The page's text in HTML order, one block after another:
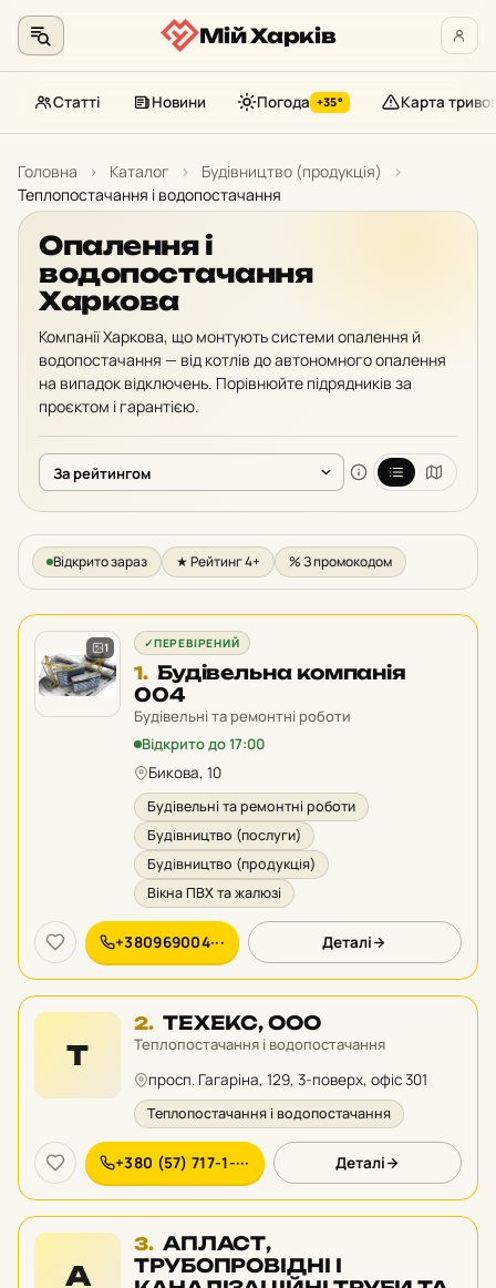
контенту
Мій Харків
Статті Новини Погода +35° Карта тривог
Головна › Каталог › Будівництво (продукція)
›
Теплопостачання і водопостачання
Опалення і
водопостачання
Харкова
Компанії Харкова, що монтують системи опалення й
водопостачання — від котлів до автономного опалення
на випадок відключень. Порівнюйте підрядників за
проєктом і гарантією.
Відкрито зараз ★ Рейтинг 4+ % З промокодом
1 ✓ПЕРЕВІРЕНИЙ
1. Місце
1
у
рейтингу:
Будівельна компанія
004
Будівельні та ремонтні роботи
Відкрито до 17:00
Бикова, 10
Будівельні та ремонтні роботи
Будівництво (послуги)
Будівництво (продукція)
Вікна ПВХ та жалюзі
+380969004··· Деталі
Т
2. Місце
2
рейтингу:
ТЕХЕКС, ООО
Теплопостачання і водопостачання
просп. Гагаріна, 129, 3-поверх, офіс 301
Теплопостачання і водопостачання
+380 (57) 717-1-··· Деталі
А
3. Місце
3
АПЛАСТ,
ТРУБОПРОВІДНІ І